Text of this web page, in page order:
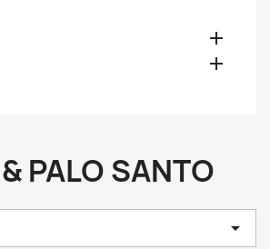


PALO SANTO
